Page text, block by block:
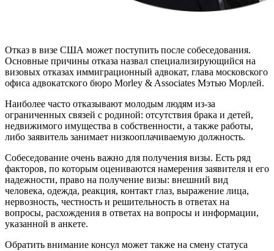
Отказ в визе США может поступить после собеседования.
Основные причины отказа назвал специализирующийся на
визовых отказах иммиграционный адвокат, глава московского
офиса адвокатского бюро Morley & Associates Мэтью Морлей.
Наиболее часто отказывают молодым людям из-за
ограниченных связей с родиной: отсутствия брака и детей,
недвижимого имущества в собственности, а также работы,
либо заявитель занимает низкооплачиваемую должность.
Собеседование очень важно для получения визы. Есть ряд
факторов, по которым оцениваются намерения заявителя и его
надежности, право на получение визы: внешний вид
человека, одежда, реакция, контакт глаз, выражение лица,
нервозность, честность и решительность в ответах на
вопросы, расхождения в ответах на вопросы и информации,
указанной в анкете.
Обратить внимание консул может также на смену статуса